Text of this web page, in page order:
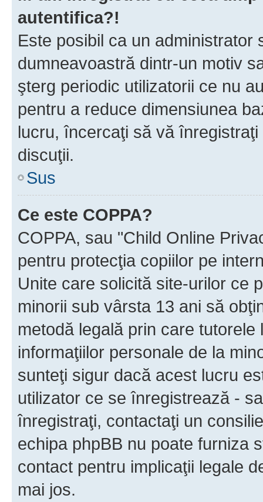
autentifica?!
Este posibil ca un
dumneavoastră dintr-un motiv
şterg periodic utilizatorii ce nu
pentru a reduce dimensiunea
lucru, încercaţi să vă
discuţii.
Sus
Ce este COPPA?
COPPA, sau "Child Online
pentru protecţia copiilor pe
Unite care solicită site-urilor ce
minorii sub vârsta 13 ani să
metodă legală prin care
informaţiilor personale de la
sunteţi sigur dacă acest lucru
utilizator ce se înregistrează -
înregistraţi, contactaţi un
echipa phpBB nu poate furniza
contact pentru implicaţii legale
mai jos.